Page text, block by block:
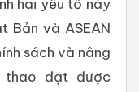
hai yếu tố này
Bản và ASEAN
sách và nâng
thao đạt được